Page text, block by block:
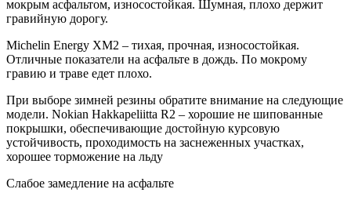
мокрым асфальтом, износостойкая. Шумная, плохо держит
гравийную дорогу.
Michelin Energy XM2 – тихая, прочная, износостойкая.
Отличные показатели на асфальте в дождь. По мокрому
гравию и траве едет плохо.
При выборе зимней резины обратите внимание на следующие
модели. Nokian Hakkapeliitta R2 – хорошие не шипованные
покрышки, обеспечивающие достойную курсовую
устойчивость, проходимость на заснеженных участках,
хорошее торможение на льду
Слабое замедление на асфальте